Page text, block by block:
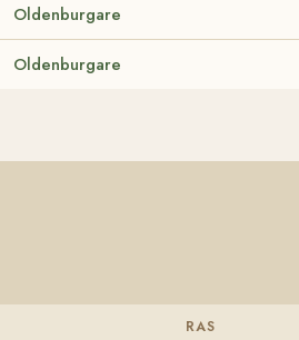
Oldenburgare
Oldenburgare
RAS